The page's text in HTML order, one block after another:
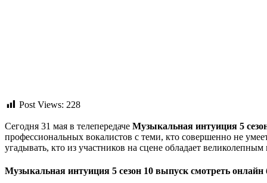
Post Views: 228
Сегодня 31 мая в телепередаче Музыкальная интуиция 5
профессиональных вокалистов с теми, кто совершенно не
угадывать, кто из участников на сцене обладает
Музыкальная интуиция 5 сезон 10 выпуск смотреть онлайн